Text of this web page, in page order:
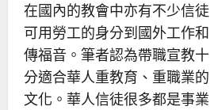
在國內的教會中亦有不少信徒
可用勞工的身分到國外工作和
傳福音。筆者認為帶職宣教十
分適合華人重教育、重職業的
文化。華人信徒很多都是事業